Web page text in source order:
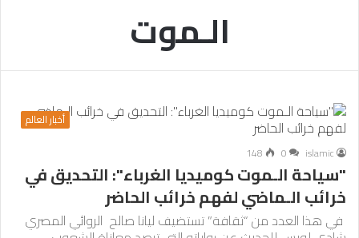
الـموت
أخبار العالم
islamic
0
148
"سياحة الـموت كوميديا الغرباء": التحديق في
خرائب الـماضي لفهم خرائب الحاضر
في هذا العدد من “ثقافة” تستضيف ليانا صالح الروائي المصري